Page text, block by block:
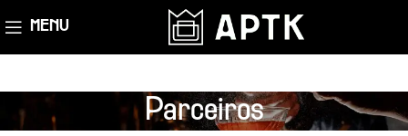
MENU
Parceiros